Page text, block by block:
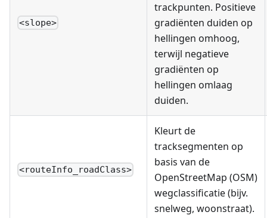
<slope>
trackpunten. Positieve
gradiënten duiden op
hellingen omhoog,
terwijl negatieve
gradiënten op
hellingen omlaag
duiden.
<routeInfo_roadClass>
Kleurt de
tracksegmenten op
basis van de
OpenStreetMap (OSM)
wegclassificatie (bijv.
snelweg, woonstraat).